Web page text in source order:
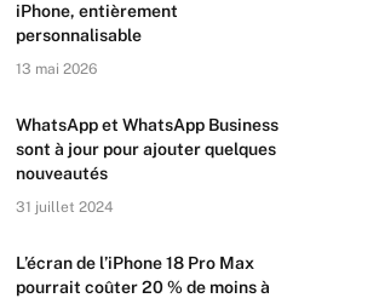
iPhone, entièrement
personnalisable
13 mai 2026
WhatsApp et WhatsApp Business
sont à jour pour ajouter quelques
nouveautés
31 juillet 2024
L’écran de l’iPhone 18 Pro Max
pourrait coûter 20 % de moins à